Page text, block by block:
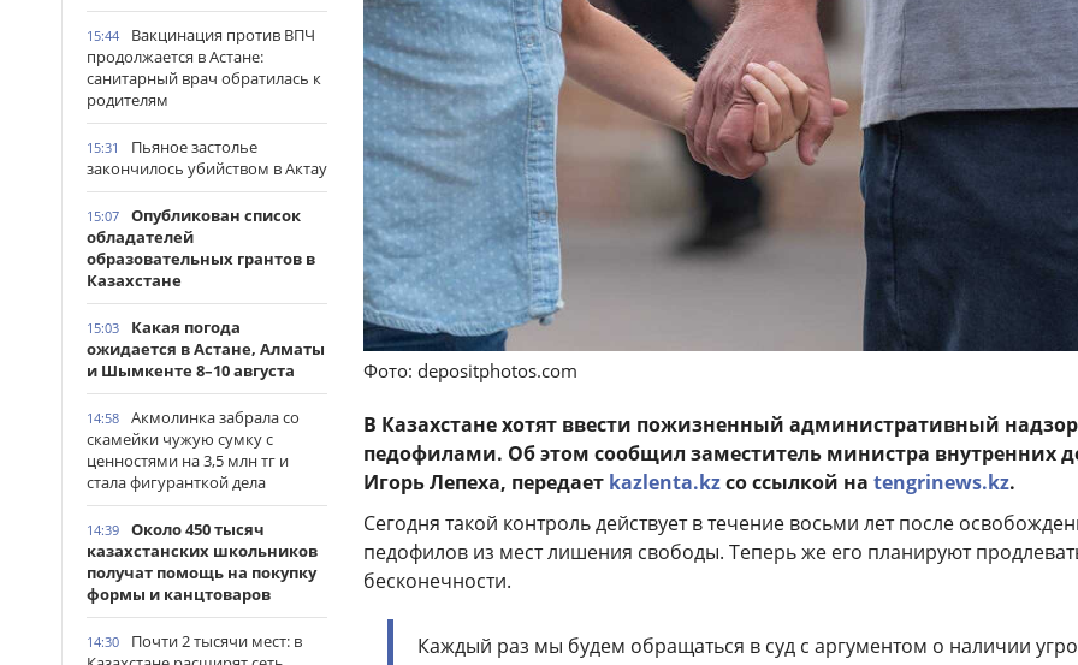
15:44
Вакцинация против ВПЧ
продолжается в Астане:
санитарный врач обратилась к
родителям
15:31
Пьяное застолье
закончилось убийством в Актау
15:07
Опубликован список
обладателей
образовательных грантов в
Казахстане
15:03
Какая погода
ожидается в Астане, Алматы
и Шымкенте 8–10 августа
14:58
Акмолинка забрала со
скамейки чужую сумку с
ценностями на 3,5 млн тг и
стала фигуранткой дела
14:39
Около 450 тысяч
казахстанских школьников
получат помощь на покупку
формы и канцтоваров
14:30
Почти 2 тысячи мест: в
Фото: depositphotos.com
В Казахстане хотят ввести пожизненный административный
педофилами. Об этом сообщил заместитель министра внутренних
Игорь Лепеха, передает kazlenta.kzсо ссылкой на tengrinews.kz.
Сегодня такой контроль действует в течение восьми лет после
педофилов из мест лишения свободы. Теперь же его планируют
бесконечности.
Каждый раз мы будем обращаться в суд с аргументом о наличии